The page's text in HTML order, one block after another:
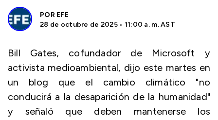
POR EFE
28 de octubre de 2025 • 11:00 a. m. AST
Bill Gates, cofundador de Microsoft y
activista medioambiental, dijo este martes en
un blog que el cambio climático "no
conducirá a la desaparición de la humanidad"
y señaló que deben mantenerse los